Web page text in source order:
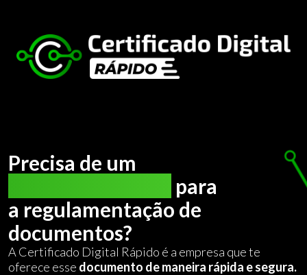
Precisa de um
para
a regulamentação de
documentos?
A Certificado Digital Rápido é a empresa que te
oferece esse documento de maneira rápida e segura.